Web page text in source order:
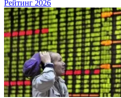
Рейтинг 2026